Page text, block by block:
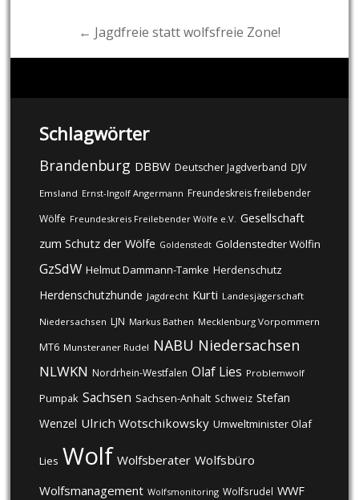
← Jagdfreie statt wolfsfreie Zone!
Schlagwörter
Brandenburg DBBW Deutscher Jagdverband DJV
Emsland Ernst-Ingolf Angermann Freundeskreis freilebender
Wölfe Freundeskreis Freilebender Wölfe e.V. Gesellschaft
zum Schutz der Wölfe Goldenstedt Goldenstedter Wölfin
GzSdW Helmut Dammann-Tamke Herdenschutz
Herdenschutzhunde Jagdrecht Kurti Landesjägerschaft
Niedersachsen LJN Markus Bathen Mecklenburg Vorpommern
MT6 Munsteraner Rudel NABU Niedersachsen
NLWKN Nordrhein-Westfalen Olaf Lies Problemwolf
Pumpak Sachsen Sachsen-Anhalt Schweiz Stefan
Wenzel Ulrich Wotschikowsky Umweltminister Olaf
Lies Wolf Wolfsberater Wolfsbüro
Wolfsmanagement Wolfsmonitoring Wolfsrudel WWF